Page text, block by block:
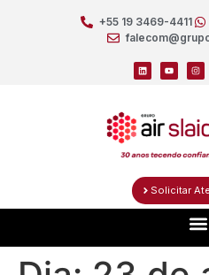
+55 19 3469-4411
Solicitar